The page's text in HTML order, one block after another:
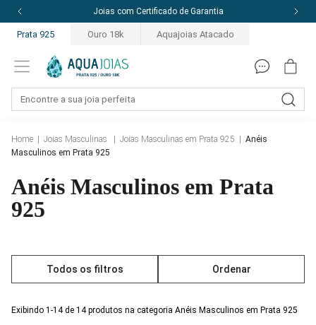
10% off com o cupom: PRIMEIRACOMPRA
Prata 925 Ouro 18k Aquajoias Atacado
Home Joias Masculinas Joias Masculinas em Prata 925
Anéis
Masculinos em Prata 925
Anéis Masculinos em Prata
925
Exibindo 1-14 de 14 produtos na categoria Anéis Masculinos em Prata 925
Todos os filtros Ordenar